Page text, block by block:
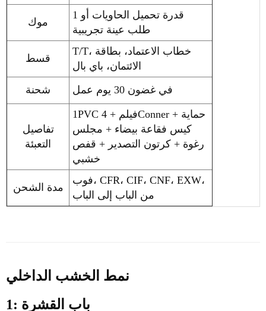
موك
1 قدرة تحميل الحاويات أو
طلب عينة تجريبية
قسط
T/T، خطاب الاعتماد، بطاقة
الائتمان، باي بال
شحنة
في غضون 30 يوم عمل
تفاصيل
التعبئة
1PVC فيلم + 4Conner حماية +
كيس فقاعة بيضاء + مجلس
رغوة + كرتون التصدير + قفص
خشبي
مدة الشحن
فوب، CFR، CIF، CNF، EXW،
من الباب إلى الباب
نمط الخشب الداخلي
1: باب القشرة